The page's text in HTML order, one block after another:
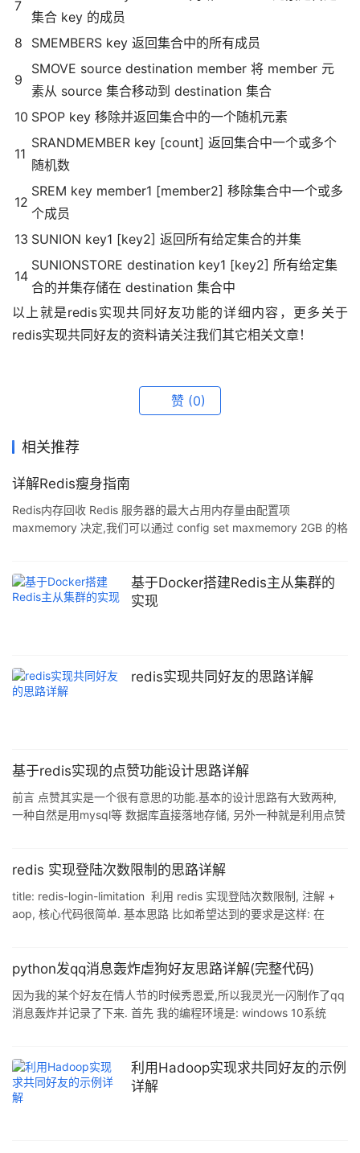
7
集合 key 的成员
8
SMEMBERS key 返回集合中的所有成员
9
SMOVE source destination member 将 member 元
素从 source 集合移动到 destination 集合
10 SPOP key 移除并返回集合中的一个随机元素
11
SRANDMEMBER key [count] 返回集合中一个或多个
随机数
12
SREM key member1 [member2] 移除集合中一个或多
个成员
13 SUNION key1 [key2] 返回所有给定集合的并集
14
SUNIONSTORE destination key1 [key2] 所有给定集
合的并集存储在 destination 集合中
以上就是redis实现共同好友功能的详细内容，更多关于
redis实现共同好友的资料请关注我们其它相关文章！
赞 (0)
相关推荐
详解Redis瘦身指南
Redis内存回收 Redis 服务器的最大占用内存量由配置项
maxmemory 决定,我们可以通过 config set maxmemory 2GB 的格
内存来作为限制: 那么 Redis 使用内存达到了上限怎么办?Redis 为
我们提供了几种选项以自动回收内存,可以通过配置项 maxmemory-
基于Docker搭建Redis主从集群的
实现
redis实现共同好友的思路详解
基于redis实现的点赞功能设计思路详解
前言 点赞其实是一个很有意思的功能.基本的设计思路有大致两种,
一种自然是用mysql等 数据库直接落地存储, 另外一种就是利用点赞
1.post_like 记录文章被赞的次数,已有多少人赞过这种数据就可以直
章列表时,显示的有没有赞过的数据就在这里面; 缺点 1.
redis 实现登陆次数限制的思路详解
title: redis-login-limitation 利用 redis 实现登陆次数限制, 注解 +
aop, 核心代码很简单. 基本思路 比如希望达到的要求是这样: 在
用这个参数作为key存入redis, 对应的value为登陆错误的次数,
python发qq消息轰炸虐狗好友思路详解(完整代码)
因为我的某个好友在情人节的时候秀恩爱,所以我灵光一闪制作了qq
消息轰炸并记录了下来. 首先 我的编程环境是: windows 10系统
出来的元素储存在剪贴板中 连接QQ 找到指定对象 疯狂输出 怎么
样,简单吧 开始打代码吧 import random import win32gui as a
import win32con as b i
利用Hadoop实现求共同好友的示例
详解